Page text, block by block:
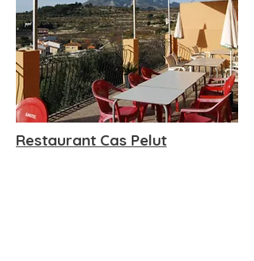
Restaurant Cas Pelut